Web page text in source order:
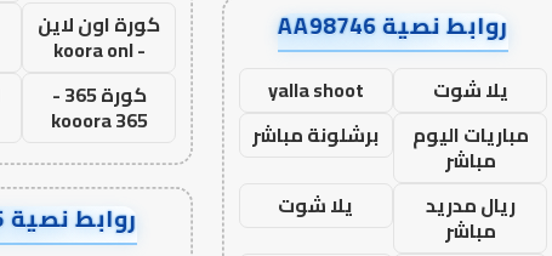
روابط نصية AA98746
يلا شوت
yalla shoot
مباريات اليوم
مباشر
برشلونة مباشر
ريال مدريد
مباشر
يلا شوت
كورة اون لاين
- koora onl
كورة 365 -
kooora 365
روابط نصية AA38045